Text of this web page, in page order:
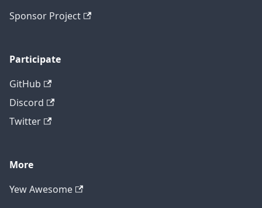
Sponsor Project
Participate
GitHub
Discord
Twitter
More
Yew Awesome